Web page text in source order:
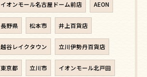
イオンモール名古屋ドーム前店 AEON
長野県 松本市 井上百貨店
越谷レイクタウン 立川伊勢丹百貨店
東京都 立川市 イオンモール北戸田